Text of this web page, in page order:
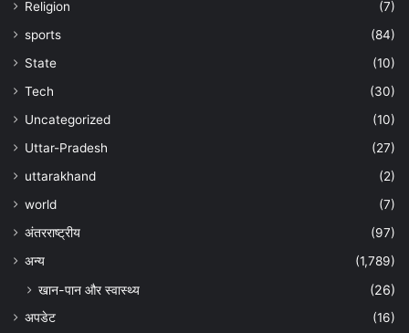
Religion
(7)
sports
(84)
State
(10)
Tech
(30)
Uncategorized
(10)
Uttar-Pradesh
(27)
uttarakhand
(2)
world
(7)
अंतरराष्ट्रीय
(97)
अन्‍य
(1,789)
खान-पान और स्वास्थ्य (26)
अपडेट
(16)